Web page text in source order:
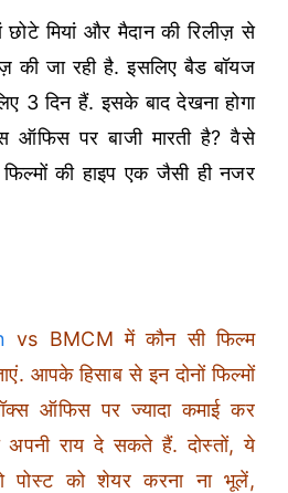
मियां और मैदान की रिलीज़ से
की जा रही है. इसलिए बैड बॉयज
3 दिन हैं. इसके बाद देखना होगा
ऑफिस पर बाजी मारती है? वैसे
की हाइप एक जैसी ही नजर
vs BMCM में कौन सी फिल्म
आपके हिसाब से इन दोनों फिल्मों
ऑफिस पर ज्यादा कमाई कर
राय दे सकते हैं. दोस्तों, ये
पोस्ट को शेयर करना ना भूलें,